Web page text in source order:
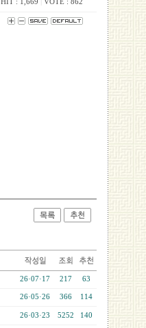
HIT : 1,669 VOTE : 862
26·07·17 217 63
26·05·26 366 114
26·03·23 5252 140